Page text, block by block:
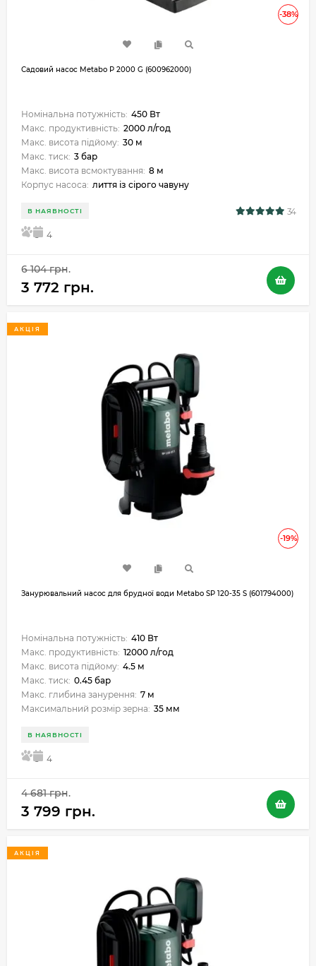
-38%
Садовий насос Metabo P 2000 G (600962000)
Номінальна потужність: 450 Вт
Макс. продуктивність: 2000 л/год
Макс. висота підйому: 30 м
Макс. тиск: 3 бар
Макс. висота всмоктування: 8 м
Корпус насоса: лиття із сірого чавуну
В НАЯВНОСТІ 34
5 4
6 104 грн.
3 772 грн.
-19%
АКЦІЯ
Занурювальний насос для брудної води Metabo SP 120-35 S (601794000)
Номінальна потужність: 410 Вт
Макс. продуктивність: 12000 л/год
Макс. висота підйому: 4.5 м
Макс. тиск: 0.45 бар
Макс. глибина занурення: 7 м
Максимальний розмір зерна: 35 мм
В НАЯВНОСТІ
5 4
4 681 грн.
3 799 грн.
АКЦІЯ